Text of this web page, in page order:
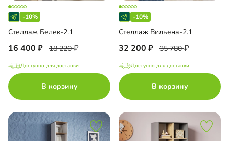
-10%
Стеллаж Белек-2.1
16 400 18 220
Доступно для доставки
В корзину
-10%
Стеллаж Вильена-2.1
32 200 35 780
Доступно для доставки
В корзину